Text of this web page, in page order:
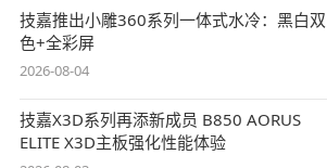
技嘉推出小雕360系列一体式水冷：黑白双
色+全彩屏
2026-08-04
技嘉X3D系列再添新成员 B850 AORUS
ELITE X3D主板强化性能体验